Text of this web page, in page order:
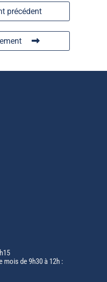
précédent
mois de 9h30 à 12h :